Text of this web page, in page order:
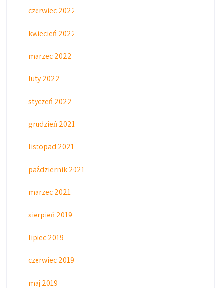
czerwiec 2022
kwiecień 2022
marzec 2022
luty 2022
styczeń 2022
grudzień 2021
listopad 2021
październik 2021
marzec 2021
sierpień 2019
lipiec 2019
czerwiec 2019
maj 2019